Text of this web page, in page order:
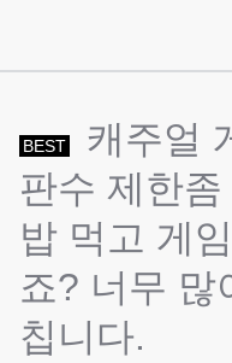
BEST
캐주얼
판수 제한
밥 먹고 게
죠? 너무 많
칩니다.